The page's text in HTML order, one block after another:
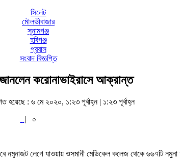
সিলেট
মৌলভীবাজার
সুনামগঞ্জ
হবিগঞ্জ
প্রবাস
সংবাদ বিজ্ঞপ্তি
করোনাভাইরাসে আক্রান্ত
হয়েছে : ৬ মে ২০২০, ১:২৩ পূর্বাহ্ন | ১:২৩ পূর্বাহ্ন
|
০
লেগে যাওয়ায় ওসমানী মেডিকেল কলেজ থেকে ৬৬৭টি নমুনা